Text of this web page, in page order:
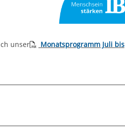
unser
Monatsprogramm Juli bis